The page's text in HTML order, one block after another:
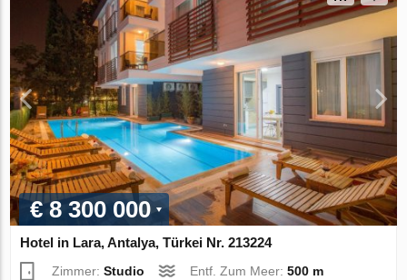
€ 8 300 000
Hotel in Lara, Antalya, Türkei Nr. 213224
Zimmer:Studio Entf. Zum Meer:500 m